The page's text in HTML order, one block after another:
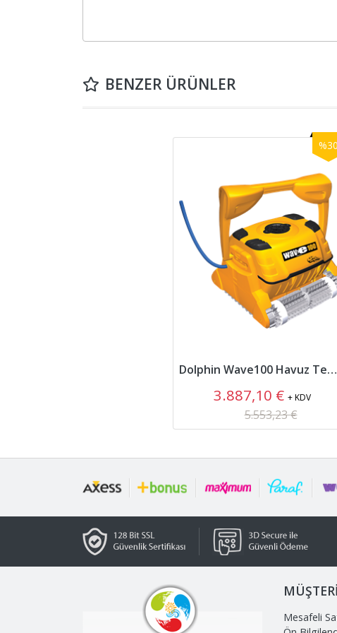
BENZER ÜRÜNLER
%30
Dolphin Wave100 Havuz Temizleme Robotu
3.887,10 € + KDV
5.553,23 €
Mesafeli